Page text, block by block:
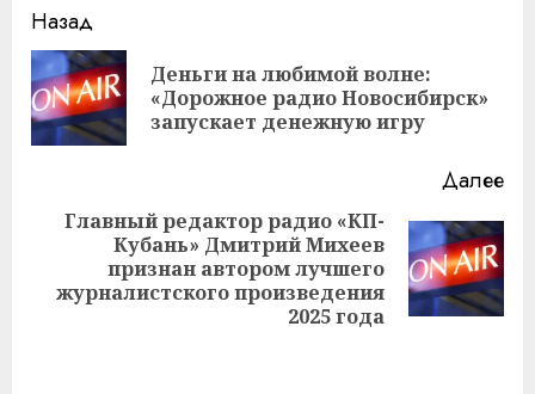
Навигация
записи
Назад
Деньги на любимой волне:
«Дорожное радио Новосибирск»
запускает денежную игру
Далее
Следующая
запись:
Главный редактор радио «КП-
Кубань» Дмитрий Михеев
признан автором лучшего
журналистского произведения
2025 года